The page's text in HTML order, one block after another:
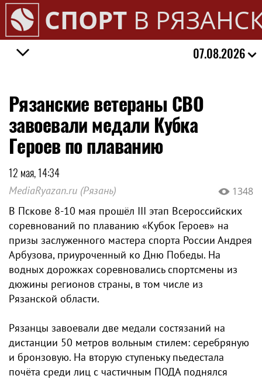
СПОРТ В
07.08.2026
Рязанские ветераны СВО
завоевали медали Кубка
Героев по плаванию
12 мая, 14:34
MediaRyazan.ru (Рязань) 1348
В Пскове 8-10 мая прошёл III этап Всероссийских
соревнований по плаванию «Кубок Героев» на
призы заслуженного мастера спорта России Андрея
Арбузова, приуроченный ко Дню Победы. На
водных дорожках соревновались спортсмены из
дюжины регионов страны, в том числе из
Рязанской области.
Рязанцы завоевали две медали состязаний на
дистанции 50 метров вольным стилем: серебряную
и бронзовую. На вторую ступеньку пьедестала
почёта среди лиц с частичным ПОДА поднялся